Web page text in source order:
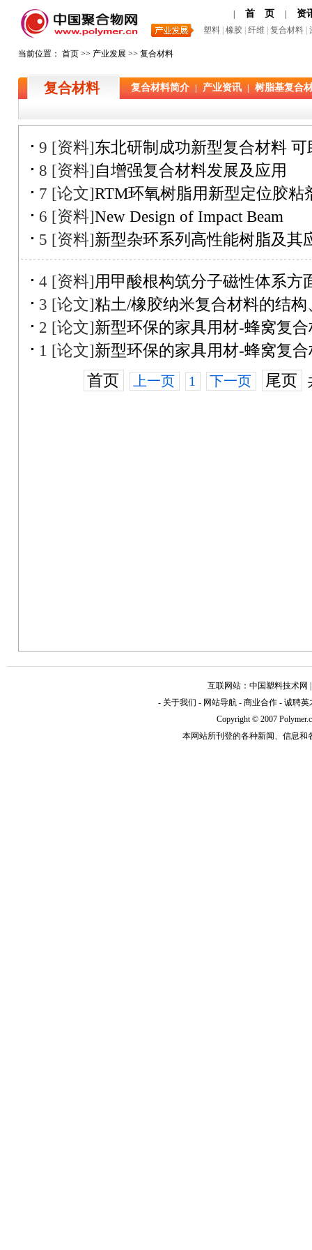
首 页 资
塑料 橡胶 纤维 复合材料
当前位置： 首页 >> 产业发展 >> 复合材料
复合材料 复合材料简介 | 产业资讯 | 树脂基复合
9 [资料]东北研制成功新型复合材料
8 [资料] 自增强复合材料发展及应用
7 [论文]RTM环氧树脂用新型定位胶粘
6 [资料]New Design of Impact Beam
5 [资料]新型杂环系列高性能树脂及其
4 [资料]用甲酸根构筑分子磁性体系方
3 [论文]粘土/橡胶纳米复合材料的结
2 [论文]新型环保的家具用材-蜂窝复
1 [论文]新型环保的家具用材-蜂窝复
首页
上一页 1 下一页 尾页
互联网站： 中国塑料技术网
- 关于我们 - 网站导航 - 商业合作 - 诚聘英
Copyright © 2007
本网站所刊登的各种新闻、信息